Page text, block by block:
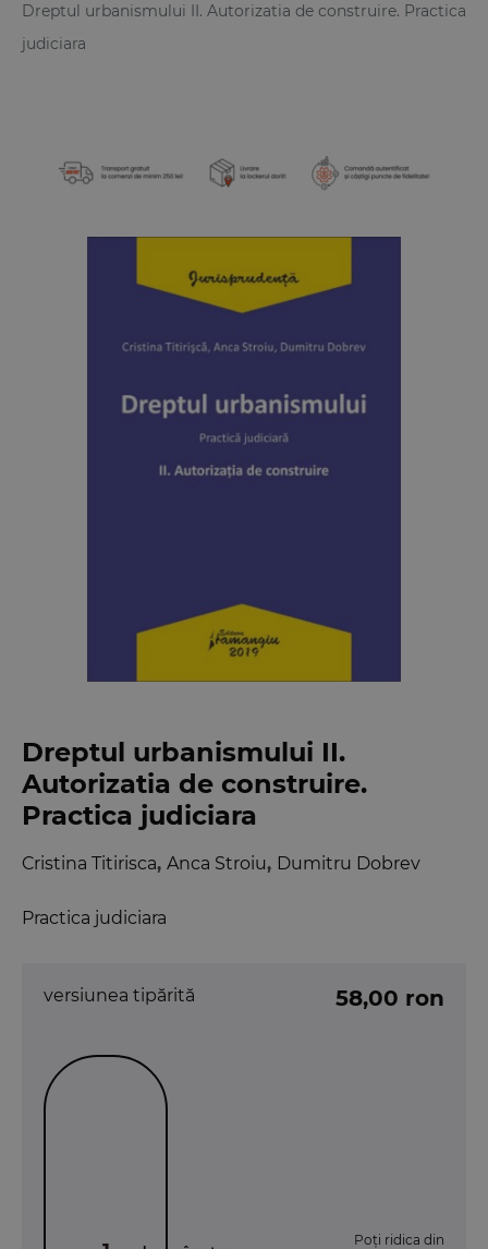
Dreptul urbanismului II. Autorizatia de construire. Practica
judiciara
Dreptul urbanismului II.
Autorizatia de construire.
Practica judiciara
Practica judiciara
Cristina Titirisca, Anca Stroiu, Dumitru Dobrev
versiunea tipărită 58,00 ron
Poți ridica din